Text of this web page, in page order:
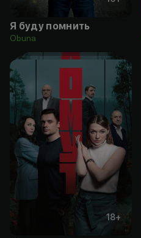
Я буду помнить
Obuna
18+